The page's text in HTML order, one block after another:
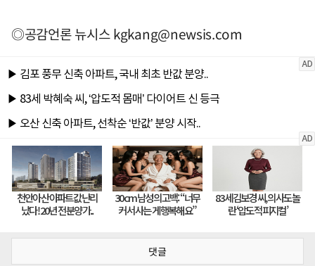
◎공감언론 뉴시스kgkang@newsis.com
댓글